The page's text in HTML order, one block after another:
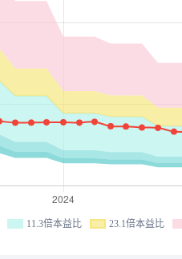
11.3倍本益比 23.1倍本益比